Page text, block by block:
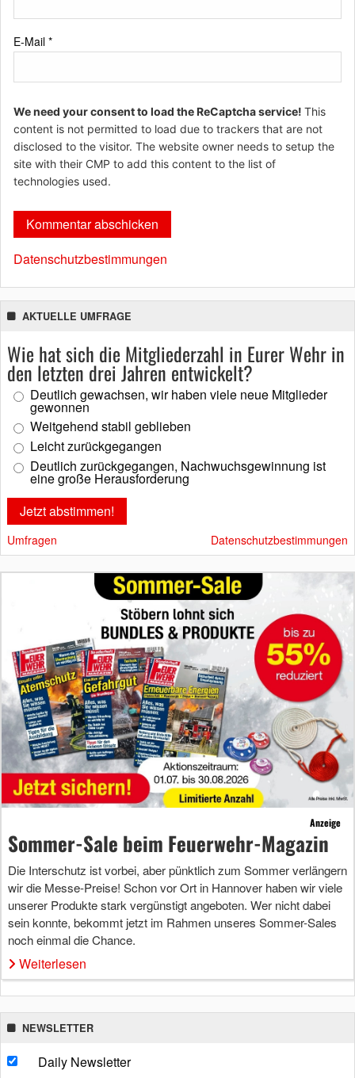
E-Mail *
We need your consent to load the ReCaptcha service! This
content is not permitted to load due to trackers that are not
disclosed to the visitor. The website owner needs to setup the
site with their CMP to add this content to the list of
technologies used.
Datenschutzbestimmungen
AKTUELLE UMFRAGE
Wie hat sich die Mitgliederzahl in Eurer Wehr in
den letzten drei Jahren entwickelt?
Deutlich gewachsen, wir haben viele neue Mitglieder
gewonnen
Weitgehend stabil geblieben
Leicht zurückgegangen
Deutlich zurückgegangen, Nachwuchsgewinnung ist
eine große Herausforderung
Umfragen Datenschutzbestimmungen
Anzeige
Sommer-Sale beim Feuerwehr-Magazin
Die Interschutz ist vorbei, aber pünktlich zum Sommer verlängern
wir die Messe-Preise! Schon vor Ort in Hannover haben wir viele
unserer Produkte stark vergünstigt angeboten. Wer nicht dabei
sein konnte, bekommt jetzt im Rahmen unseres Sommer-Sales
noch einmal die Chance.
Weiterlesen
NEWSLETTER
Daily Newsletter